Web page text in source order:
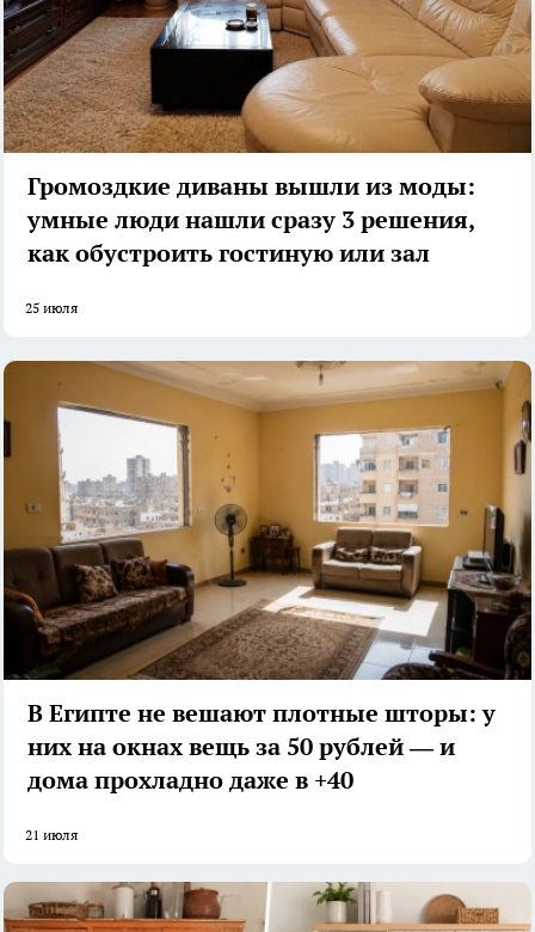
Громоздкие диваны вышли из моды:
умные люди нашли сразу 3 решения,
как обустроить гостиную или зал
25 июля
В Египте не вешают плотные шторы: у
них на окнах вещь за 50 рублей — и
дома прохладно даже в +40
21 июля